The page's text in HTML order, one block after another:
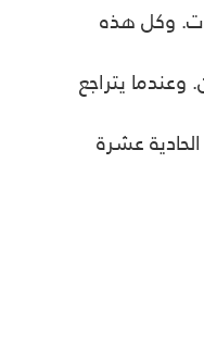
وكل هذه
يتراجع
البدء بالنوم قبل حلول الحادية عشرة